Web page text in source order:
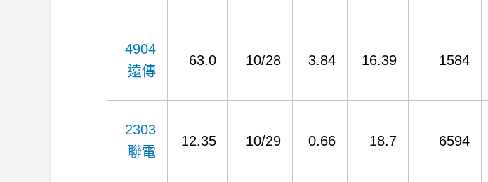
4904
遠傳
63.0 10/28 3.84 16.39 1584
2303
聯電
12.35 10/29 0.66 18.7 6594